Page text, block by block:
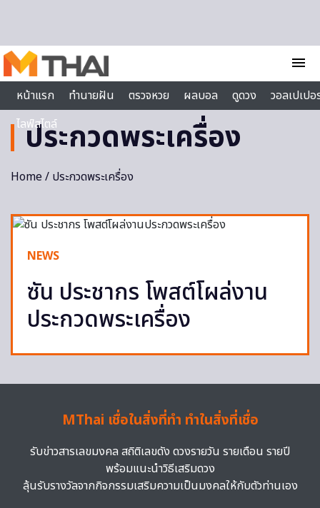
menu
หน้าแรก
ทำนายฝัน ตรวจหวย ผลบอล ดูดวง
วอลเปเป
ไลฟ์สไตล์
ประกวดพระเครื่อง
Home/ ประกวดพระเครื่อง
NEWS
ซัน ประชากร โพสต์โผล่งาน
ประกวดพระเครื่อง
MThai เชื่อในสิ่งที่ทำ ทำในสิ่งที่เชื่อ
รับข่าวสารเลขมงคล สถิติเลขดัง ดวงรายวัน รายเดือน รายปี
พร้อมแนะนำวิธีเสริมดวง
ลุ้นรับรางวัลจากกิจกรรมเสริมความเป็นมงคลให้กับตัวท่านเอง